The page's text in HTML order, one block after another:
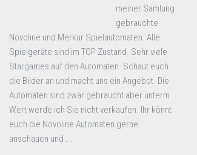
meiner Samlung
gebrauchte
Novoline und Merkur Spielautomaten. Alle
Spielgeräte sind im TOP Zustand. Sehr viele
Stargames auf den Automaten. Schaut euch
die Bilder an und macht uns ein Angebot. Die
Automaten sind zwar gebraucht aber unterm
Wert werde ich Sie nicht verkaufen. Ihr könnt
euch die Novoline Automaten gerne
anschauen und ...